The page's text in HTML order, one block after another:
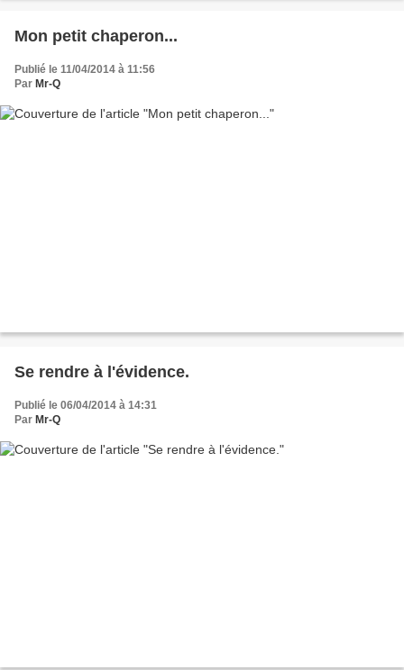
Mon petit chaperon...
Publié le 11/04/2014 à 11:56
Par Mr-Q
Se rendre à l'évidence.
Publié le 06/04/2014 à 14:31
Par Mr-Q